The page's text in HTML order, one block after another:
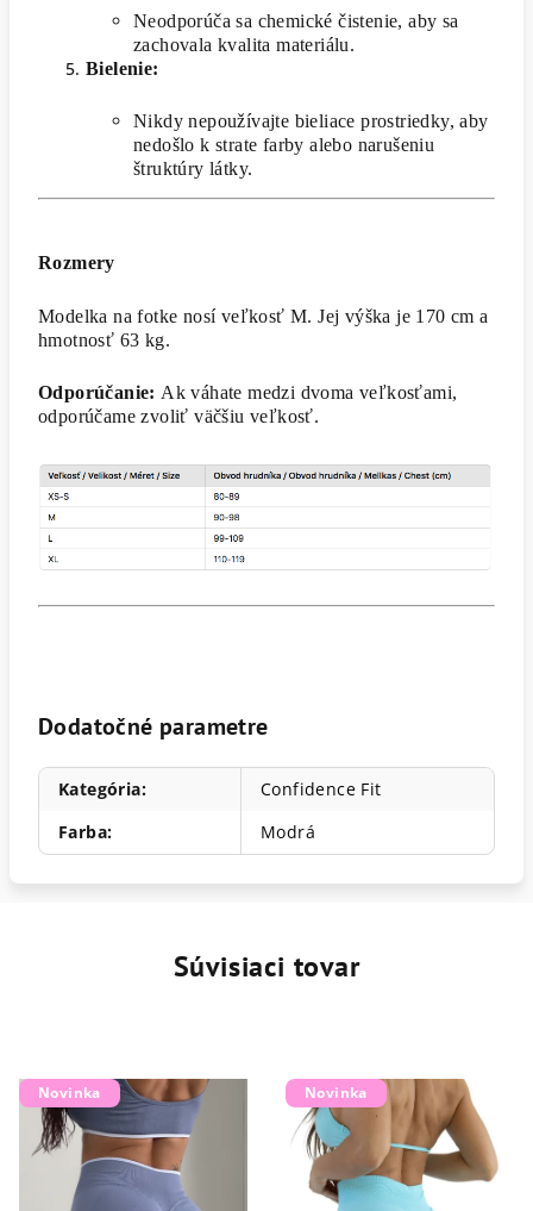
Neodporúča sa chemické čistenie, aby sa
zachovala kvalita materiálu.
Bielenie:
Nikdy nepoužívajte bieliace prostriedky, aby
nedošlo k strate farby alebo narušeniu
štruktúry látky.
Rozmery
Modelka na fotke nosí veľkosť M. Jej výška je 170 cm a
hmotnosť 63 kg.
Odporúčanie: Ak váhate medzi dvoma veľkosťami,
odporúčame zvoliť väčšiu veľkosť.
Dodatočné parametre
Kategória:
Confidence Fit
Farba: Modrá
Súvisiaci tovar
Novinka Novinka